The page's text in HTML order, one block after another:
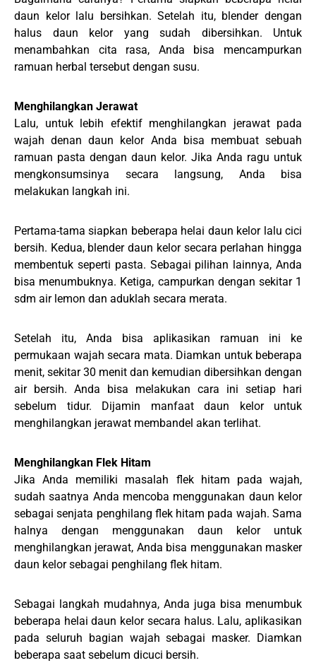
daun kelor lalu bersihkan. Setelah itu, blender dengan
halus daun kelor yang sudah dibersihkan. Untuk
menambahkan cita rasa, Anda bisa mencampurkan
ramuan herbal tersebut dengan susu.
Menghilangkan Jerawat
Lalu, untuk lebih efektif menghilangkan jerawat pada
wajah denan daun kelor Anda bisa membuat sebuah
ramuan pasta dengan daun kelor. Jika Anda ragu untuk
mengkonsumsinya secara langsung, Anda bisa
melakukan langkah ini.
Pertama-tama siapkan beberapa helai daun kelor lalu cici
bersih. Kedua, blender daun kelor secara perlahan hingga
membentuk seperti pasta. Sebagai pilihan lainnya, Anda
bisa menumbuknya. Ketiga, campurkan dengan sekitar 1
sdm air lemon dan aduklah secara merata.
Setelah itu, Anda bisa aplikasikan ramuan ini ke
permukaan wajah secara mata. Diamkan untuk beberapa
menit, sekitar 30 menit dan kemudian dibersihkan dengan
air bersih. Anda bisa melakukan cara ini setiap hari
sebelum tidur. Dijamin manfaat daun kelor untuk
menghilangkan jerawat membandel akan terlihat.
Menghilangkan Flek Hitam
Jika Anda memiliki masalah flek hitam pada wajah,
sudah saatnya Anda mencoba menggunakan daun kelor
sebagai senjata penghilang flek hitam pada wajah. Sama
halnya dengan menggunakan daun kelor untuk
menghilangkan jerawat, Anda bisa menggunakan masker
daun kelor sebagai penghilang flek hitam.
Sebagai langkah mudahnya, Anda juga bisa menumbuk
beberapa helai daun kelor secara halus. Lalu, aplikasikan
pada seluruh bagian wajah sebagai masker. Diamkan
beberapa saat sebelum dicuci bersih.